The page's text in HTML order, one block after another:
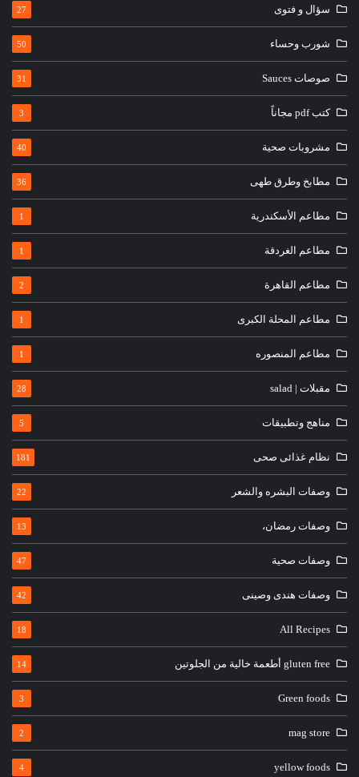
سؤال و فتوى 27
شورب وحساء 50
صوصات Sauces 31
كتب pdf مجاناً 3
مشروبات صحية 40
مطابخ وطرق طهى 36
مطاعم الأسكندرية 1
مطاعم الغردقة 1
مطاعم القاهرة 2
مطاعم المحلة الكبرى 1
مطاعم المنصوره 1
مقبلات | salad 28
مناهج وتطبيقات 5
نظام غذائى صحى 181
وصفات البشره والشعر 22
وصفات رمضان، 13
وصفات صحية 47
وصفات هندى وصينى 42
All Recipes
18
gluten free أطعمة خالية من الجلوتين 14
Green foods
3
mag store
2
yellow foods
4